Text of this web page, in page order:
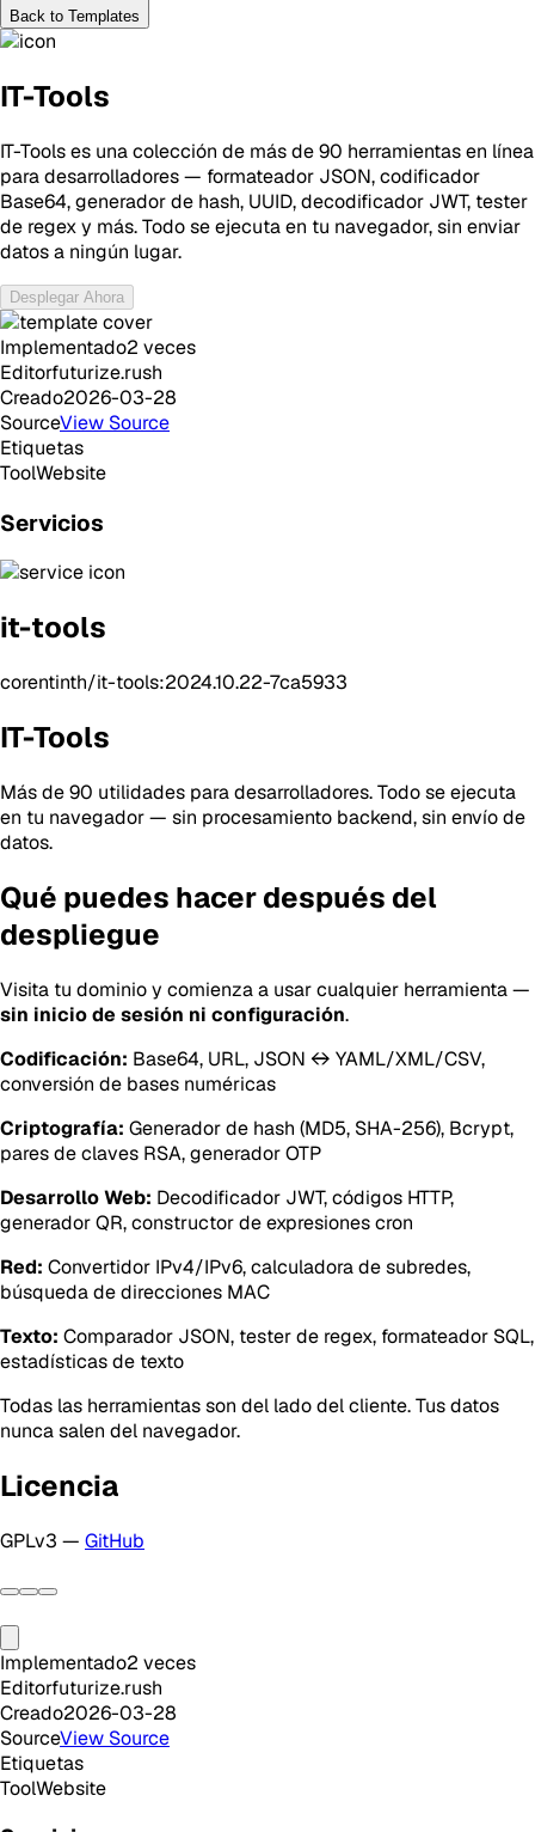
Back to Templates
IT-Tools
IT-Tools es una colección de más de 90 herramientas en línea
para desarrolladores — formateador JSON, codificador
Base64, generador de hash, UUID, decodificador JWT, tester
de regex y más. Todo se ejecuta en tu navegador, sin enviar
datos a ningún lugar.
Desplegar Ahora
Implementado2 veces
Editorfuturize.rush
Creado2026-03-28
SourceView Source
Etiquetas
ToolWebsite
Servicios
it-tools
corentinth/it-tools:2024.10.22-7ca5933
IT-Tools
Más de 90 utilidades para desarrolladores. Todo se ejecuta
en tu navegador — sin procesamiento backend, sin envío de
datos.
Qué puedes hacer después del
despliegue
Visita tu dominio y comienza a usar cualquier herramienta —
sin inicio de sesión ni configuración.
Codificación: Base64, URL, JSON ↔ YAML/XML/CSV,
conversión de bases numéricas
Criptografía: Generador de hash (MD5, SHA-256), Bcrypt,
pares de claves RSA, generador OTP
Desarrollo Web: Decodificador JWT, códigos HTTP,
generador QR, constructor de expresiones cron
Red: Convertidor IPv4/IPv6, calculadora de subredes,
búsqueda de direcciones MAC
Texto: Comparador JSON, tester de regex, formateador SQL,
estadísticas de texto
Todas las herramientas son del lado del cliente. Tus datos
nunca salen del navegador.
Licencia
GPLv3 — GitHub
Implementado2 veces
Editorfuturize.rush
Creado2026-03-28
SourceView Source
Etiquetas
ToolWebsite